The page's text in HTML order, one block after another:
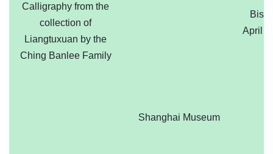
Calligraphy from the
collection of
Liangtuxuan by the
Ching Banlee Family
Shanghai Museum
Bis
April